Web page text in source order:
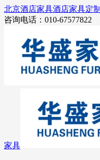
北京酒店家具酒店家具定制
咨询电话：010-67577822
家具